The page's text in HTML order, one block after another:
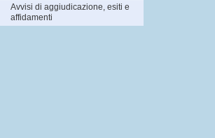
Avvisi di aggiudicazione, esiti e
affidamenti